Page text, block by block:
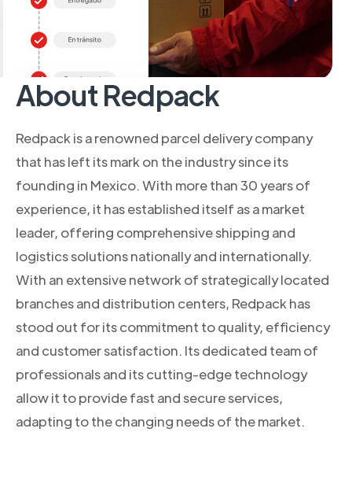
About Redpack
Redpack is a renowned parcel delivery company
that has left its mark on the industry since its
founding in Mexico. With more than 30 years of
experience, it has established itself as a market
leader, offering comprehensive shipping and
logistics solutions nationally and internationally.
With an extensive network of strategically located
branches and distribution centers, Redpack has
stood out for its commitment to quality, efficiency
and customer satisfaction. Its dedicated team of
professionals and its cutting-edge technology
allow it to provide fast and secure services,
adapting to the changing needs of the market.